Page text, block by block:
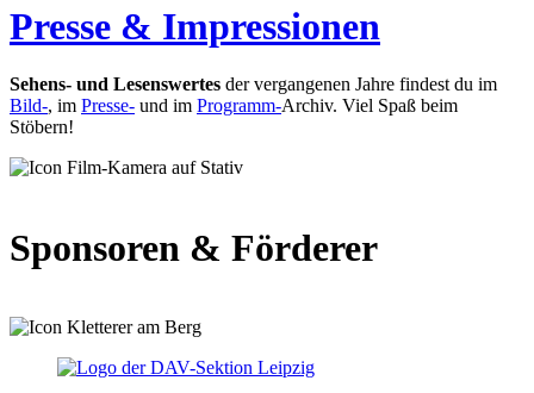
Presse & Impressionen
Sehens- und Lesenswertes der vergangenen Jahre findest du im
Bild-, im Presse- und im Programm-Archiv. Viel Spaß beim
Stöbern!
Sponsoren & Förderer